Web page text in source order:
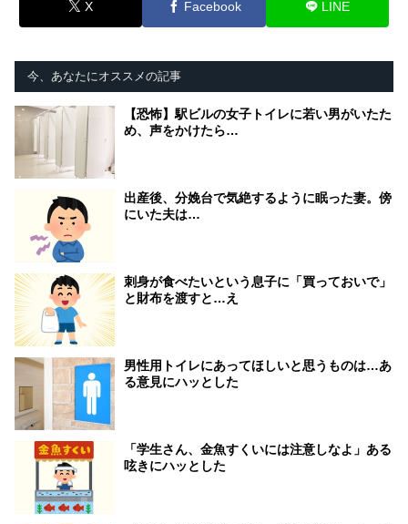
X Facebook LINE
今、あなたにオススメの記事
【恐怖】駅ビルの女子トイレに若い男がいたた
め、声をかけたら…
出産後、分娩台で気絶するように眠った妻。傍
にいた夫は…
刺身が食べたいという息子に「買っておいで」
と財布を渡すと…え
男性用トイレにあってほしいと思うものは…あ
る意見にハッとした
「学生さん、金魚すくいには注意しなよ」ある
呟きにハッとした